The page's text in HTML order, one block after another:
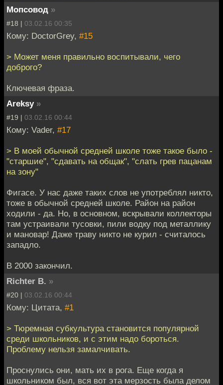
Мопсовод »
#18 | 03.02.16 00:35
Кому: DoctorGrey, #15
> Может меня правильно воспитывали, чего
доброго?
Ключевая фраза.
Areksy »
#19 | 03.02.16 00:44
Кому: Vader, #17
> В моей обычной средней школе тоже такое было -
"старшие", "сдавать на общак", "слать грев пацанам
на зону"
Фигасе. У нас даже таких слов не употреблял никто,
тоже в обычной средней школе. Район на район
ходили - да. Но, в основном, вскрывали коллекторы
там устраивали тусовки, пили водку под металлику
и мановар! Даже траву никто не курил - считалось
западло.
В 2000 закончил.
Richter B. »
#20 | 03.02.16 00:44
Кому: Цитата, #1
> Тюремная субкультура становится популярной
среди школьников, и с этим надо бороться.
Проблему нельзя замалчивать.
Проснулись они, мать их в рога. Еще когда я
школьником был, вся вот эта мерзость была делом